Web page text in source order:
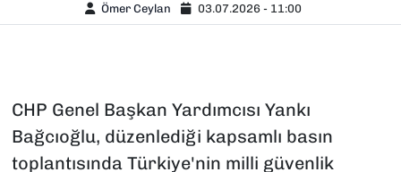
Ömer Ceylan 03.07.2026 - 11:00
CHP Genel Başkan Yardımcısı Yankı
Bağcıoğlu, düzenlediği kapsamlı basın
toplantısında Türkiye'nin milli güvenlik